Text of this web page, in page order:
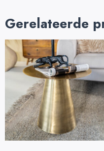
Gerelateerde